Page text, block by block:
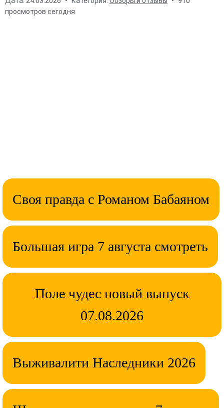
просмотров сегодня
Своя правда с Романом Бабаяном
Большая игра 7 августа смотреть
Поле чудес новый выпуск
07.08.2026
Выживалити Наследники 2026